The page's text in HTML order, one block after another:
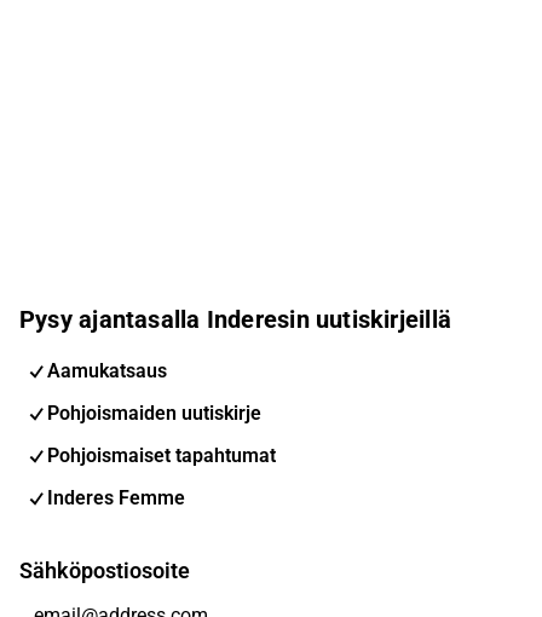
Pysy ajantasalla Inderesin uutiskirjeillä
Aamukatsaus
Pohjoismaiden uutiskirje
Pohjoismaiset tapahtumat
Inderes Femme
Sähköpostiosoite